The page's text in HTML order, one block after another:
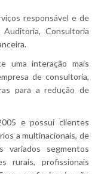
responsável e de
Consultoria
uma interação mais
de consultoria,
para a redução de
e possui clientes
a multinacionais, de
segmentos
rurais, profissionais